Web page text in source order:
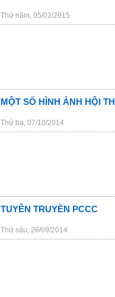
Thứ năm, 05/02/2015
MỘT SỐ HÌNH ẢNH HỘI
Thứ ba, 07/10/2014
TUYÊN TRUYỀN PCCC
Thứ sáu, 26/09/2014